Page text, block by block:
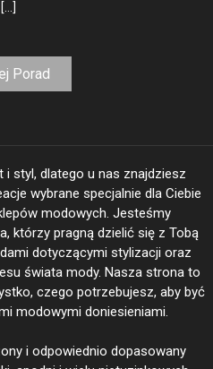
Porad
styl, dlatego u nas znajdziesz
wybrane specjalnie dla Ciebie
modowych. Jesteśmy
którzy pragną dzielić się z Tobą
dotyczącymi stylizacji oraz
świata mody. Nasza strona to
czego potrzebujesz, aby być
modowymi doniesieniami.
i odpowiednio dopasowany